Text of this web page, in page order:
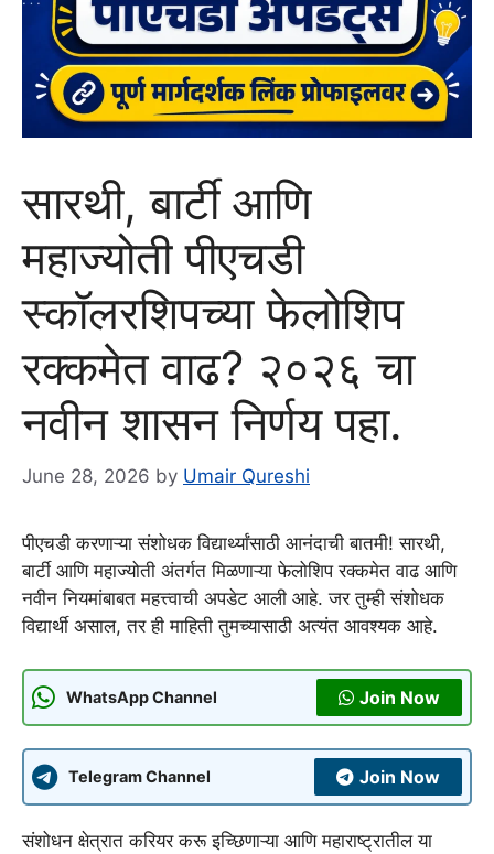
सारथी, बार्टी आणि
महाज्योती पीएचडी
स्कॉलरशिपच्या फेलोशिप
रक्कमेत वाढ? २०२६ चा
नवीन शासन निर्णय पहा.
June 28, 2026 by Umair Qureshi
पीएचडी करणाऱ्या संशोधक विद्यार्थ्यांसाठी आनंदाची बातमी! सारथी,
बार्टी आणि महाज्योती अंतर्गत मिळणाऱ्या फेलोशिप रक्कमेत वाढ आणि
नवीन नियमांबाबत महत्त्वाची अपडेट आली आहे. जर तुम्ही संशोधक
विद्यार्थी असाल, तर ही माहिती तुमच्यासाठी अत्यंत आवश्यक आहे.
WhatsApp Channel Join Now
Telegram Channel Join Now
संशोधन क्षेत्रात करियर करू इच्छिणाऱ्या आणि महाराष्ट्रातील या